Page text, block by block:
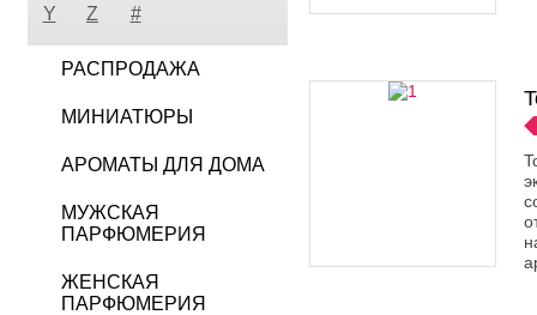
Y
Z #
РАСПРОДАЖА
МИНИАТЮРЫ
АРОМАТЫ ДЛЯ ДОМА
МУЖСКАЯ
ПАРФЮМЕРИЯ
ЖЕНСКАЯ
ПАРФЮМЕРИЯ